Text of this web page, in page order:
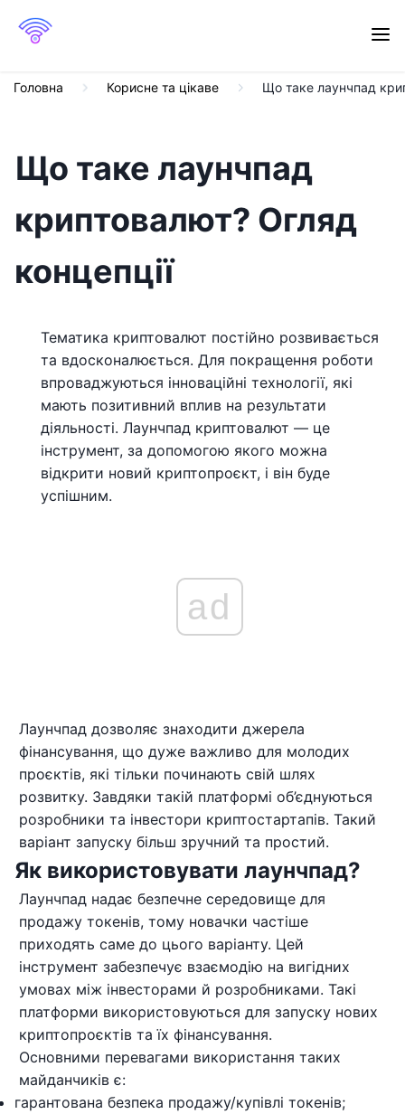
Головна Корисне та цікаве Що таке лаунчпад
Що таке лаунчпад
криптовалют? Огляд
концепції
Тематика криптовалют постійно розвивається
та вдосконалюється. Для покращення роботи
впроваджуються інноваційні технології, які
мають позитивний вплив на результати
діяльності. Лаунчпад криптовалют — це
інструмент, за допомогою якого можна
відкрити новий криптопроєкт, і він буде
успішним.
ad
Лаунчпад дозволяє знаходити джерела
фінансування, що дуже важливо для молодих
проєктів, які тільки починають свій шлях
розвитку. Завдяки такій платформі об’єднуються
розробники та інвестори криптостартапів. Такий
варіант запуску більш зручний та простий.
Як використовувати лаунчпад?
Лаунчпад надає безпечне середовище для
продажу токенів, тому новачки частіше
приходять саме до цього варіанту. Цей
інструмент забезпечує взаємодію на вигідних
умовах між інвесторами й розробниками. Такі
платформи використовуються для запуску нових
криптопроєктів та їх фінансування.
Основними перевагами використання таких
майданчиків є:
гарантована безпека продажу/купівлі токенів;